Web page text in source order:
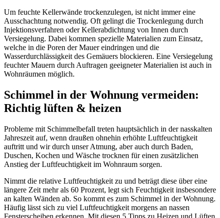
Um feuchte Kellerwände trockenzulegen, ist nicht immer eine
Ausschachtung notwendig. Oft gelingt die Trockenlegung durch
Injektionsverfahren oder Kellerabdichtung von Innen durch
Versiegelung. Dabei kommen spezielle Materialien zum Einsatz,
welche in die Poren der Mauer eindringen und die
Wasserdurchlässigkeit des Gemäuers blockieren. Eine Versiegelung
feuchter Mauern durch Auftragen geeigneter Materialien ist auch in
Wohnräumen möglich.
Schimmel in der Wohnung vermeiden:
Richtig lüften & heizen
Probleme mit Schimmelbefall treten hauptsächlich in der nasskalten
Jahreszeit auf, wenn draußen ohnehin erhöhte Luftfeuchtigkeit
auftritt und wir durch unser Atmung, aber auch durch Baden,
Duschen, Kochen und Wäsche trocknen für einen zusätzlichen
Anstieg der Luftfeuchtigkeit im Wohnraum sorgen.
Nimmt die relative Luftfeuchtigkeit zu und beträgt diese über eine
längere Zeit mehr als 60 Prozent, legt sich Feuchtigkeit insbesondere
an kalten Wänden ab. So kommt es zum Schimmel in der Wohnung.
Häufig lässt sich zu viel Luftfeuchtigkeit morgens an nassen
Fensterscheiben erkennen. Mit diesen 5 Tipps zu Heizen und Lüften